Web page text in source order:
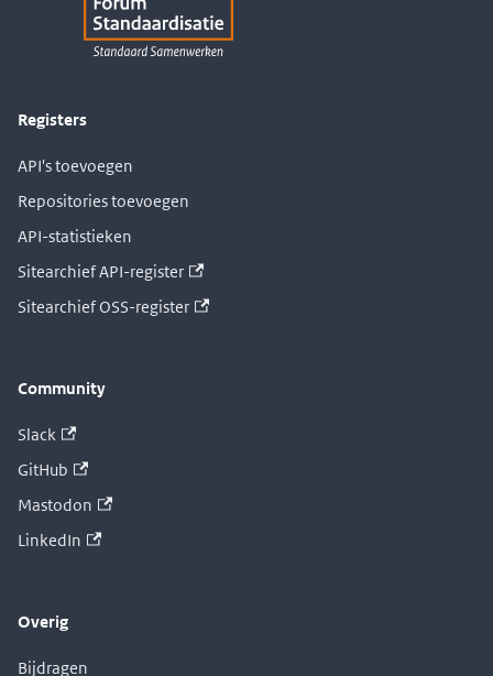
Registers
API's toevoegen
Repositories toevoegen
API-statistieken
Sitearchief API-register
Sitearchief OSS-register
Community
Slack
GitHub
Mastodon
LinkedIn
Overig
Bijdragen